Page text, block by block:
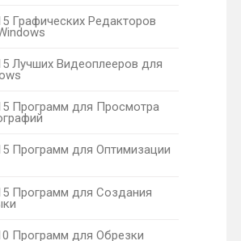
Графических Редакторов
Лучших Видеоплееров для
Программ для Просмотра
Программ для Оптимизации
Программ для Создания
Программ для Обрезки